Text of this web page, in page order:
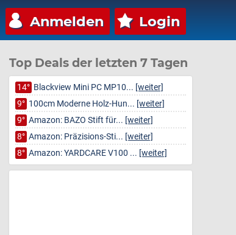
Anmelden Login
Top Deals der letzten 7 Tagen
14° Blackview Mini PC MP10... [weiter]
9° 100cm Moderne Holz-Hun... [weiter]
9° Amazon: BAZO Stift für... [weiter]
8° Amazon: Präzisions-Sti... [weiter]
8° Amazon: YARDCARE V100 ... [weiter]